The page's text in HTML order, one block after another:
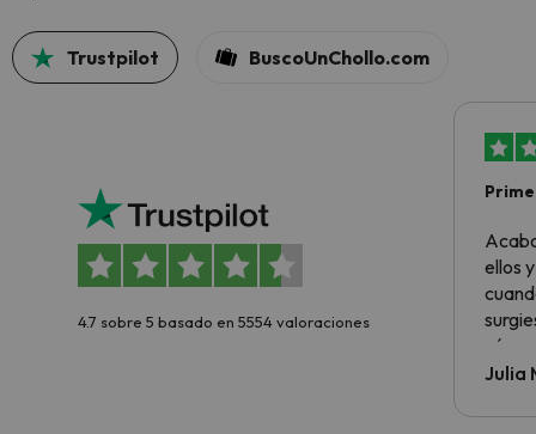
Trustpilot BuscoUnChollo.com
4.7 sobre 5 basado en 5554 valoraciones
ellos
todo
Julia